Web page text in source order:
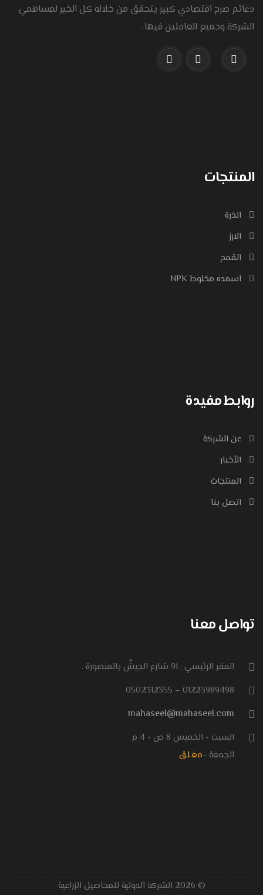
دعائم صرح اقتصادي كبير يتحقق من خلاله كل الخير لمساهمي
الشركة وجميع العاملين فيها .
المنتجات
الذرة
الارز
القمح
اسمده مخلوط NPK
روابط مفيدة
عن الشركة
الأخبار
المنتجات
اتصل بنا
تواصل معنا
المقر الرئيسي : 91 شارع الجيشٌ بالمنصورة .
01223989498 – 0502312355
mahaseel@mahaseel.com
السبت - الخميس 8 ص - 4 م
الجمعة -مغلق
© 2026 الشركة الدولية للمحاصيل الزراعية